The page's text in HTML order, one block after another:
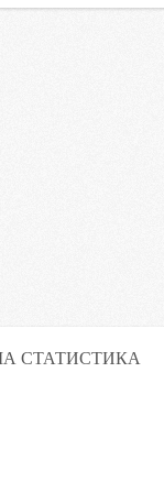
СТАТИСТИКА